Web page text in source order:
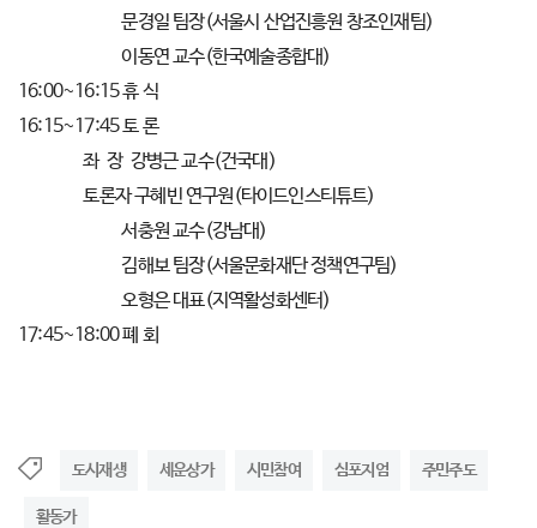
문경일 팀장(서울시 산업진흥원 창조인재팀)
이동연 교수(한국예술종합대)
16:00~16:15 휴 식
16:15~17:45 토 론
좌 장 강병근 교수(건국대)
토론자 구혜빈 연구원(타이드인스티튜트)
서충원 교수(강남대)
김해보 팀장(서울문화재단 정책연구팀)
오형은 대표(지역활성화센터)
17:45~18:00 폐 회
도시재생 세운상가 시민참여 심포지엄 주민주도
활동가